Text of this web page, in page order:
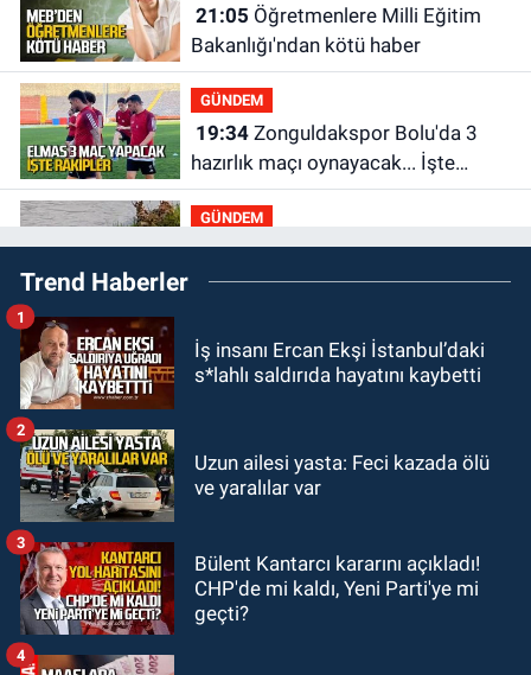
21:05
Bakanlığı'ndan kötü haber
GÜNDEM
19:34Zonguldakspor Bolu'da 3
hazırlık maçı oynayacak... İşte
rakipler...
GÜNDEM
19:27Çaycuma ırmağında görüldü:
Görenler şaşkınlık yaşadı
19:12
18:52Zonguldak'ta pitbul köpek
GÜNDEM
18:44Zonguldak'ta araç yayaya
çarptı: Ağır yaralanan yaya tedavi
Trend Haberler
İş insanı Ercan Ekşi İstanbul’daki
s*lahlı saldırıda hayatını kaybetti
1
Uzun ailesi yasta: Feci kazada ölü
ve yaralılar var
2
Bülent Kantarcı kararını açıkladı!
CHP'de mi kaldı, Yeni Parti'ye mi
geçti?
3
4